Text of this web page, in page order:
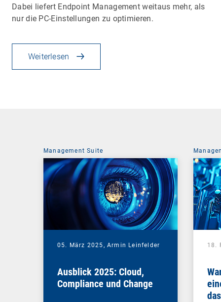
Dabei liefert Endpoint Management weitaus mehr, als
nur die PC-Einstellungen zu optimieren.
Weiterlesen
Management Suite
05. März 2025, Armin Leinfelder
Ausblick 2025: Cloud,
Compliance und Change
18.